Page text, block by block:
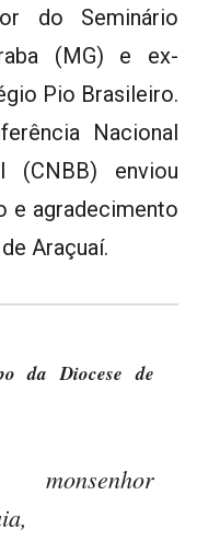
do Seminário
(MG) e ex-
Pio Brasileiro.
Nacional
(CNBB) enviou
e agradecimento
Araçuaí.
da Diocese de
monsenhor